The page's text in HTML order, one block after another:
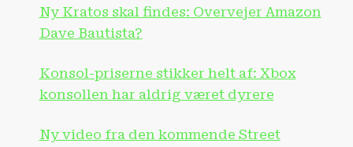
Ny Kratos skal findes: Overvejer Amazon
Dave Bautista?
Konsol-priserne stikker helt af: Xbox
konsollen har aldrig været dyrere
Ny video fra den kommende Street